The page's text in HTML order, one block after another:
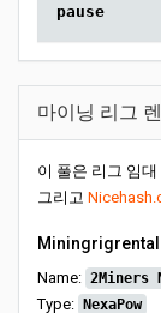
pause
마이닝 리그
이 풀은 리그 임
그리고
Name: 2Miners
Type: NexaPow